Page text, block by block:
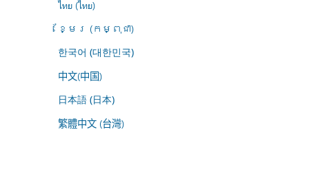
ไทย (ไทย)
ខ្មែរ (កម្ពុជា)
한국어 (대한민국)
中文(中国)
日本語 (日本)
繁體中文 (台灣)